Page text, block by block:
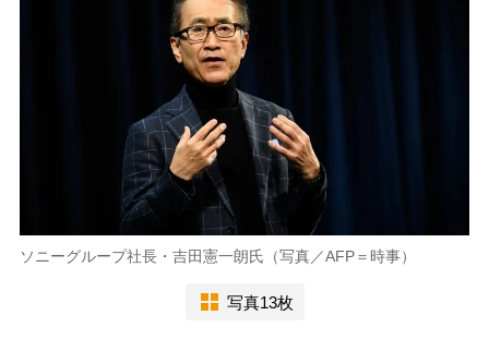
ソニーグループ社長・吉田憲一朗氏（写真／AFP＝時事）
写真13枚